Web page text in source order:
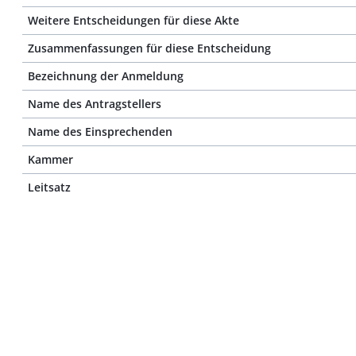
Weitere Entscheidungen für diese Akte
Zusammenfassungen für diese Entscheidung
Bezeichnung der Anmeldung
Name des Antragstellers
Name des Einsprechenden
Kammer
Leitsatz